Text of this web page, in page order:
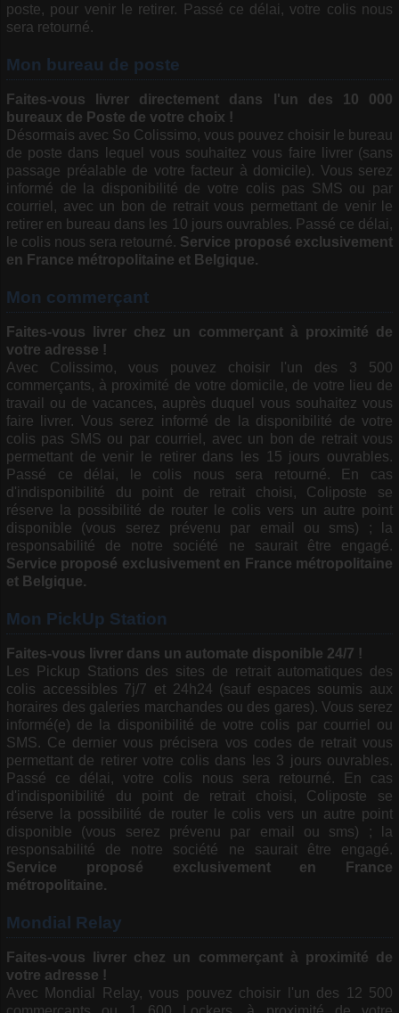
poste, pour venir le retirer. Passé ce délai, votre colis nous
sera retourné.
Mon bureau de poste
Faites-vous livrer directement dans l'un des 10 000
bureaux de Poste de votre choix !
Désormais avec So Colissimo, vous pouvez choisir le bureau
de poste dans lequel vous souhaitez vous faire livrer (sans
passage préalable de votre facteur à domicile). Vous serez
informé de la disponibilité de votre colis pas SMS ou par
courriel, avec un bon de retrait vous permettant de venir le
retirer en bureau dans les 10 jours ouvrables. Passé ce délai,
le colis nous sera retourné. Service proposé exclusivement
en France métropolitaine et Belgique.
Mon commerçant
Faites-vous livrer chez un commerçant à proximité de
votre adresse !
Avec Colissimo, vous pouvez choisir l'un des 3 500
commerçants, à proximité de votre domicile, de votre lieu de
travail ou de vacances, auprès duquel vous souhaitez vous
faire livrer. Vous serez informé de la disponibilité de votre
colis pas SMS ou par courriel, avec un bon de retrait vous
permettant de venir le retirer dans les 15 jours ouvrables.
Passé ce délai, le colis nous sera retourné. En cas
d'indisponibilité du point de retrait choisi, Coliposte se
réserve la possibilité de router le colis vers un autre point
disponible (vous serez prévenu par email ou sms) ; la
responsabilité de notre société ne saurait être engagé.
Service proposé exclusivement en France métropolitaine
et Belgique.
Mon PickUp Station
Faites-vous livrer dans un automate disponible 24/7 !
Les Pickup Stations des sites de retrait automatiques des
colis accessibles 7j/7 et 24h24 (sauf espaces soumis aux
horaires des galeries marchandes ou des gares). Vous serez
informé(e) de la disponibilité de votre colis par courriel ou
SMS. Ce dernier vous précisera vos codes de retrait vous
permettant de retirer votre colis dans les 3 jours ouvrables.
Passé ce délai, votre colis nous sera retourné. En cas
d'indisponibilité du point de retrait choisi, Coliposte se
réserve la possibilité de router le colis vers un autre point
disponible (vous serez prévenu par email ou sms) ; la
responsabilité de notre société ne saurait être engagé.
Service proposé exclusivement en France
métropolitaine.
Mondial Relay
Faites-vous livrer chez un commerçant à proximité de
votre adresse !
Avec Mondial Relay, vous pouvez choisir l'un des 12 500